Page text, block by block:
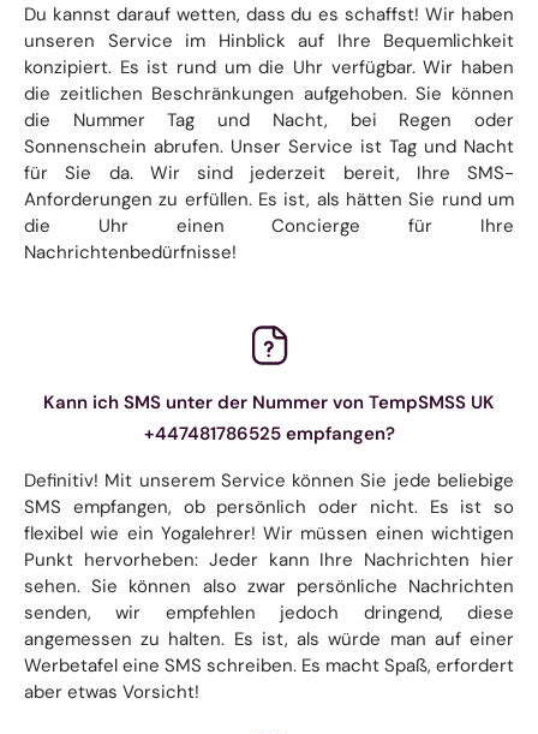
Du kannst darauf wetten, dass du es schaffst! Wir haben
unseren Service im Hinblick auf Ihre Bequemlichkeit
konzipiert. Es ist rund um die Uhr verfügbar. Wir haben
die zeitlichen Beschränkungen aufgehoben. Sie können
die Nummer Tag und Nacht, bei Regen oder
Sonnenschein abrufen. Unser Service ist Tag und Nacht
für Sie da. Wir sind jederzeit bereit, Ihre SMS-
Anforderungen zu erfüllen. Es ist, als hätten Sie rund um
die Uhr einen Concierge für Ihre
Nachrichtenbedürfnisse!
Kann ich SMS unter der Nummer von TempSMSS UK
+447481786525 empfangen?
Definitiv! Mit unserem Service können Sie jede beliebige
SMS empfangen, ob persönlich oder nicht. Es ist so
flexibel wie ein Yogalehrer! Wir müssen einen wichtigen
Punkt hervorheben: Jeder kann Ihre Nachrichten hier
sehen. Sie können also zwar persönliche Nachrichten
senden, wir empfehlen jedoch dringend, diese
angemessen zu halten. Es ist, als würde man auf einer
Werbetafel eine SMS schreiben. Es macht Spaß, erfordert
aber etwas Vorsicht!